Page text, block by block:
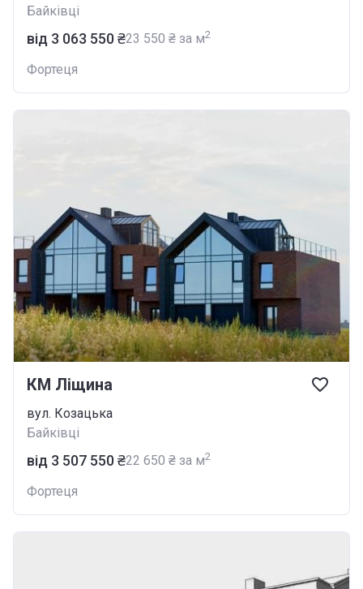
Байківці
від ‍3 063 550 ₴‍23 550 ₴ за м2
Фортеця
КМ Ліщина
вул. Козацька
Байківці
від ‍3 507 550 ₴‍22 650 ₴ за м2
Фортеця